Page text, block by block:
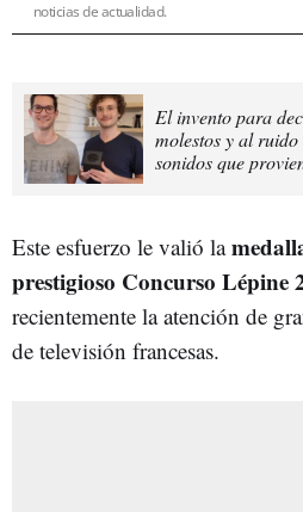
noticias de actualidad.
El invento para
molestos y al
sonidos que
Este esfuerzo le valió la
prestigioso Concurso Lépine
recientemente la atención de
de televisión francesas.